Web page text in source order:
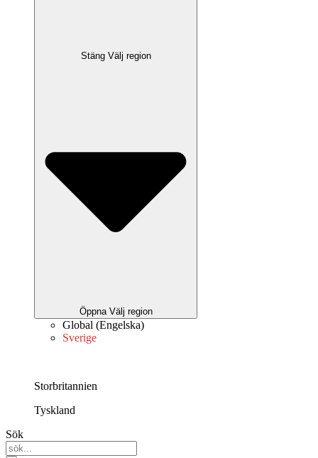
Stäng Välj region
Öppna Välj region
Global (Engelska)
Sverige
Storbritannien
Tyskland
Sök